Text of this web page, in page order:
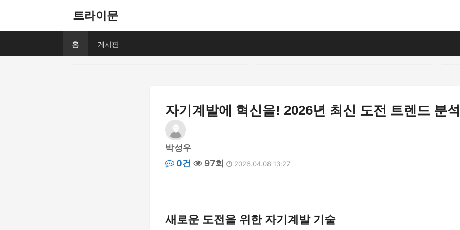
트라이문
홈 게시판
자기계발에 혁신을! 2026년 최신 도전 트렌드 분석
박성우
0건
97회 2026.04.08 13:27
새로운 도전을 위한 자기계발 기술